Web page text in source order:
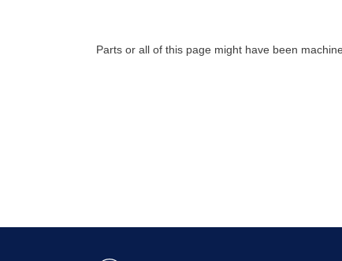
Parts or all of this page might have been